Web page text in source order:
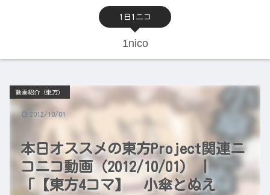
1日1ニコ
1nico
本日オススメの東方Project関連ニ
コニコ動画（2012/10/01） |
「【東方4コマ】 小傘とぬえ
動画紹介（東方）
2012/10/01